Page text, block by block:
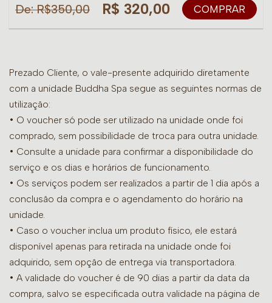
De: R$350,00 R$ 320,00 COMPRAR
Prezado Cliente, o vale-presente adquirido diretamente
com a unidade Buddha Spa segue as seguintes normas de
utilização:
• O voucher só pode ser utilizado na unidade onde foi
comprado, sem possibilidade de troca para outra unidade.
• Consulte a unidade para confirmar a disponibilidade do
serviço e os dias e horários de funcionamento.
• Os serviços podem ser realizados a partir de 1 dia após a
conclusão da compra e o agendamento do horário na
unidade.
• Caso o voucher inclua um produto físico, ele estará
disponível apenas para retirada na unidade onde foi
adquirido, sem opção de entrega via transportadora.
• A validade do voucher é de 90 dias a partir da data da
compra, salvo se especificada outra validade na página de